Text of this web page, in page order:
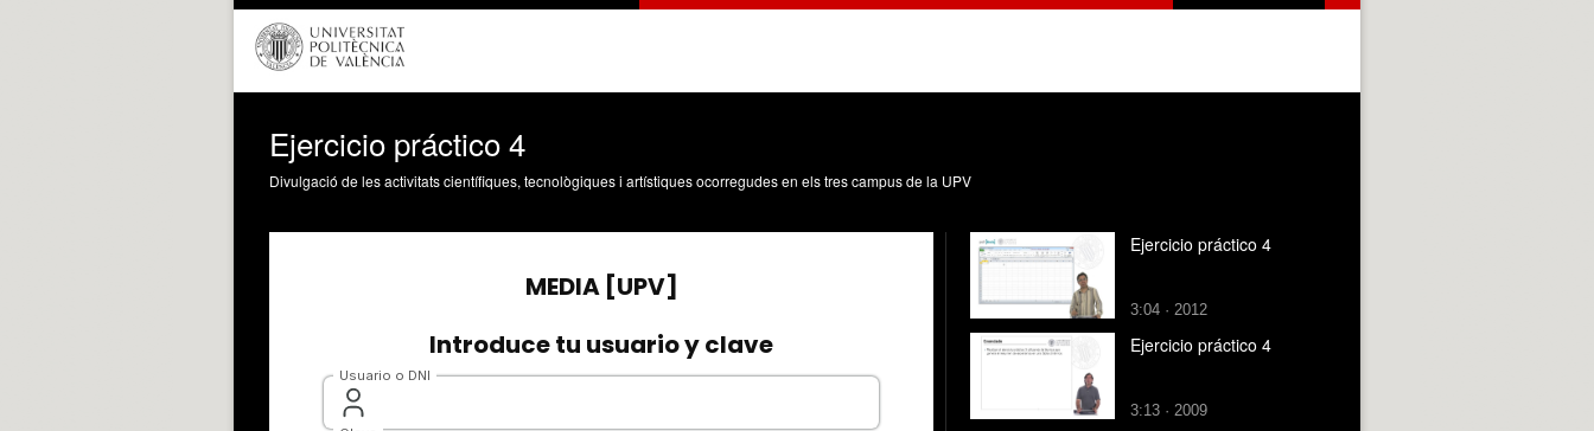
Ejercicio práctico 4
Divulgació de les activitats científiques, tecnològiques i artístiques ocorregudes en els tres campus de la UPV
Ejercicio práctico 4
3:04 · 2012
Ejercicio práctico 4
3:13 · 2009